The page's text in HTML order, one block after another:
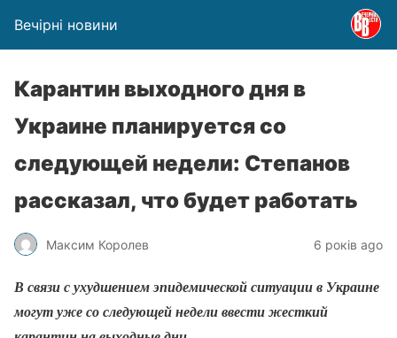
Вечірні новини
Карантин выходного дня в
Украине планируется со
следующей недели: Степанов
рассказал, что будет работать
Максим Королев 6 років ago
В связи с ухудшением эпидемической ситуации в Украине
могут уже со следующей недели ввести жесткий